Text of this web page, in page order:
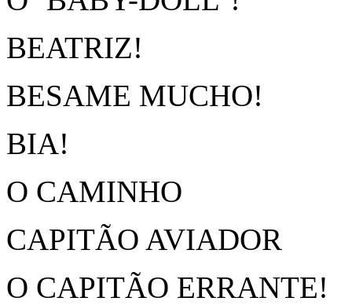
BEATRIZ!
BESAME MUCHO!
BIA!
O CAMINHO
CAPITÃO AVIADOR
O CAPITÃO ERRANTE!